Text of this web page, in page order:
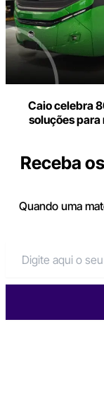
Caio celebra
soluções
Receba
Quando uma